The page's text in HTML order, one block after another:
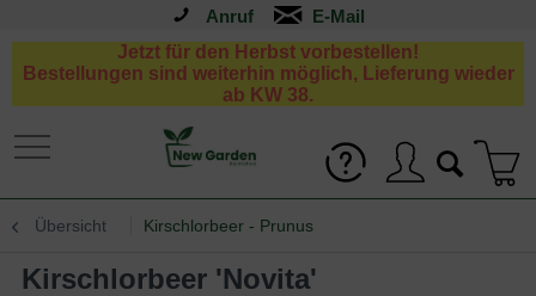
Anruf
Jetzt für den Herbst vorbestellen!
Bestellungen sind weiterhin möglich, Lieferung wieder
ab KW 38.
Übersicht Kirschlorbeer - Prunus
Kirschlorbeer 'Novita'